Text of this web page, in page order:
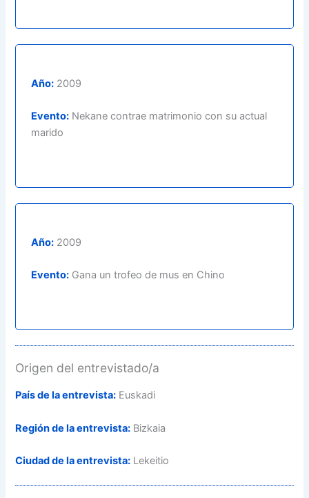
Año: 2009
Evento: Nekane contrae matrimonio con su actual
marido
Año: 2009
Evento: Gana un trofeo de mus en Chino
Origen del entrevistado/a
País de la entrevista: Euskadi
Región de la entrevista: Bizkaia
Ciudad de la entrevista: Lekeitio